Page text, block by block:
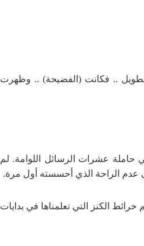
.. فكانت (الفضيحة) .. وظهرت
عشرات الرسائل اللوامة. لم
عدم الراحة الذي أحسسته أول مرة.
الكنز التي تعلمناها في بدايات